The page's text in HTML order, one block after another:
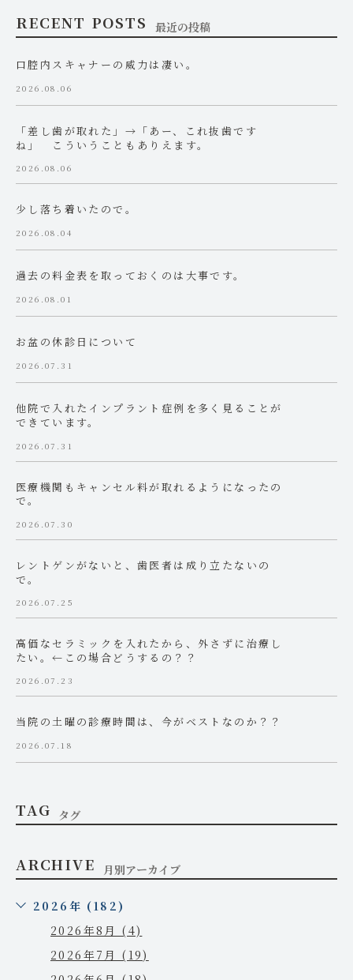
RECENT POSTS 最近の投稿
口腔内スキャナーの威力は凄い。
2026.08.06
「差し歯が取れた」→「あー、これ抜歯です
ね」 こういうこともありえます。
2026.08.06
少し落ち着いたので。
2026.08.04
過去の料金表を取っておくのは大事です。
2026.08.01
お盆の休診日について
2026.07.31
他院で入れたインプラント症例を多く見ることが
できています。
2026.07.31
医療機関もキャンセル料が取れるようになったの
で。
2026.07.30
レントゲンがないと、歯医者は成り立たないの
で。
2026.07.25
高価なセラミックを入れたから、外さずに治療し
たい。←この場合どうするの？？
2026.07.23
当院の土曜の診療時間は、今がベストなのか？？
2026.07.18
TAG タグ
ARCHIVE 月別アーカイブ
2026年 (182)
2026年8月 (4)
2026年7月 (19)